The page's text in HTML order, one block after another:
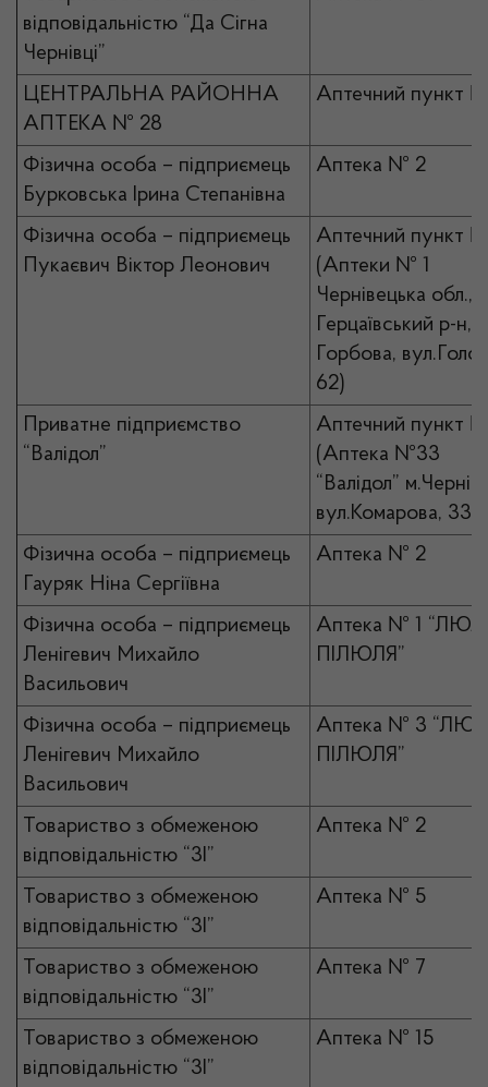
відповідальністю “Да Сігна
Чернівці”
ЦЕНТРАЛЬНА РАЙОННА
АПТЕКА № 28
Аптечний пункт
Фізична особа – підприємець
Бурковська Ірина Степанівна
Аптека № 2
Фізична особа – підприємець
Пукаєвич Віктор Леонович
Аптечний пункт
(Аптеки № 1
Чернівецька обл.,
Герцаївський р-н,
Горбова,
62)
Приватне підприємство
“Валідол”
Аптечний пункт
(Аптека №33
“Валідол”
вул.Комарова, 33)
Фізична особа – підприємець
Гауряк Ніна Сергіївна
Аптека № 2
Фізична особа – підприємець
Ленігевич Михайло
Васильович
Аптека № 1
ПІЛЮЛЯ”
Фізична особа – підприємець
Ленігевич Михайло
Васильович
Аптека № 3
ПІЛЮЛЯ”
Товариство з обмеженою
відповідальністю “3І”
Аптека № 2
Товариство з обмеженою
відповідальністю “3І”
Аптека № 5
Товариство з обмеженою
відповідальністю “3І”
Аптека № 7
Товариство з обмеженою
відповідальністю “3І”
Аптека № 15